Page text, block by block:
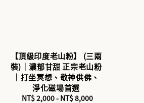
【頂級印度老山粉】 (三兩
裝)｜濃郁甘甜 正宗老山粉
｜打坐冥想、敬神供佛、
淨化磁場首選
Regular
NT$ 2,000- NT$ 8,000